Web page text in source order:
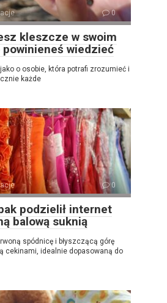
0
kleszcze w swoim
wiedzieć
o osobie, która potrafi zrozumieć i
każde
0
podzielił internet
balową suknią
spódnicę i błyszczącą górę
cekinami, idealnie dopasowaną do